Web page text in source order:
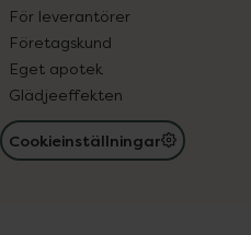
För leverantörer
Företagskund
Eget apotek
Glädjeeffekten
Cookieinställningar